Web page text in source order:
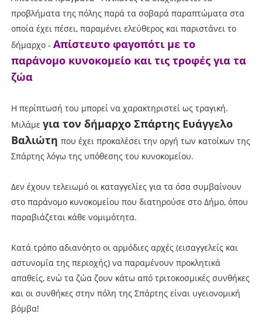
προβλήματα της πόλης παρά τα σοβαρά παραπτώματα στα
οποία έχει πέσει, παραμένει ελεύθερος και παριστάνει το
δήμαρχο - Απίστευτο φαγοπότι με το
παράνομο κυνοκομείο και τις τροφές για τα
ζώα
Η περίπτωσή του μπορεί να χαρακτηριστεί ως τραγική.
Μιλάμε για τον δήμαρχο Σπάρτης Ευάγγελο
Βαλιώτη που έχει προκαλέσει την οργή των κατοίκων της
Σπάρτης λόγω της υπόθεσης του κυνοκομείου.
Δεν έχουν τελειωμό οι καταγγελίες για τα όσα συμβαίνουν
στο παράνομο κυνοκομείου που διατηρούσε στο Δήμο, όπου
παραβιάζεται κάθε νομιμότητα.
Κατά τρόπο αδιανόητο οι αρμόδιες αρχές (εισαγγελείς και
αστυνομία της περιοχής) να παραμένουν προκλητικά
απαθείς, ενώ τα ζώα ζουν κάτω από τριτοκοσμικές συνθήκες
και οι συνθήκες στην πόλη της Σπάρτης είναι υγειονομική
βόμβα!